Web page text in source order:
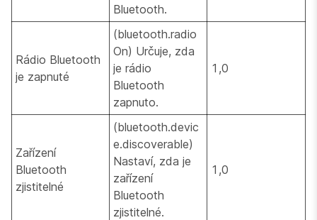
Bluetooth.
Rádio Bluetooth
je zapnuté
(bluetooth.radio
On) Určuje, zda
je rádio
Bluetooth
zapnuto.
1,0
Zařízení
Bluetooth
zjistitelné
(bluetooth.devic
e.discoverable)
Nastaví, zda je
zařízení
Bluetooth
zjistitelné.
1,0